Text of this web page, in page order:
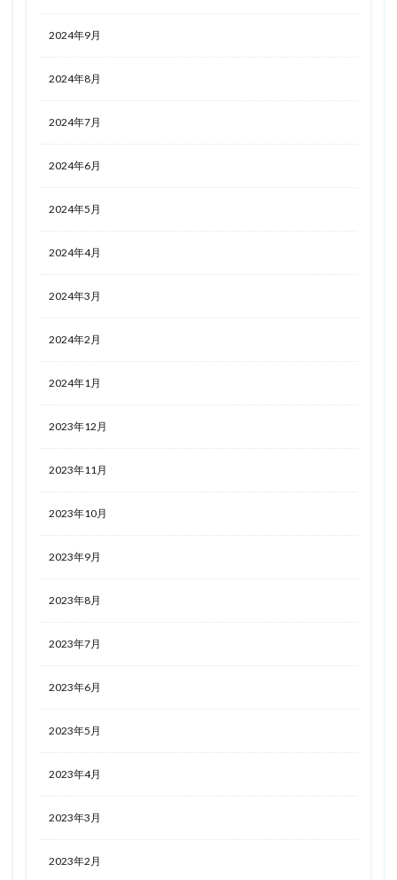
2024年9月
2024年8月
2024年7月
2024年6月
2024年5月
2024年4月
2024年3月
2024年2月
2024年1月
2023年12月
2023年11月
2023年10月
2023年9月
2023年8月
2023年7月
2023年6月
2023年5月
2023年4月
2023年3月
2023年2月